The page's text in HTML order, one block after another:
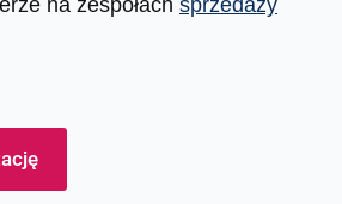
na zespołach sprzedaży